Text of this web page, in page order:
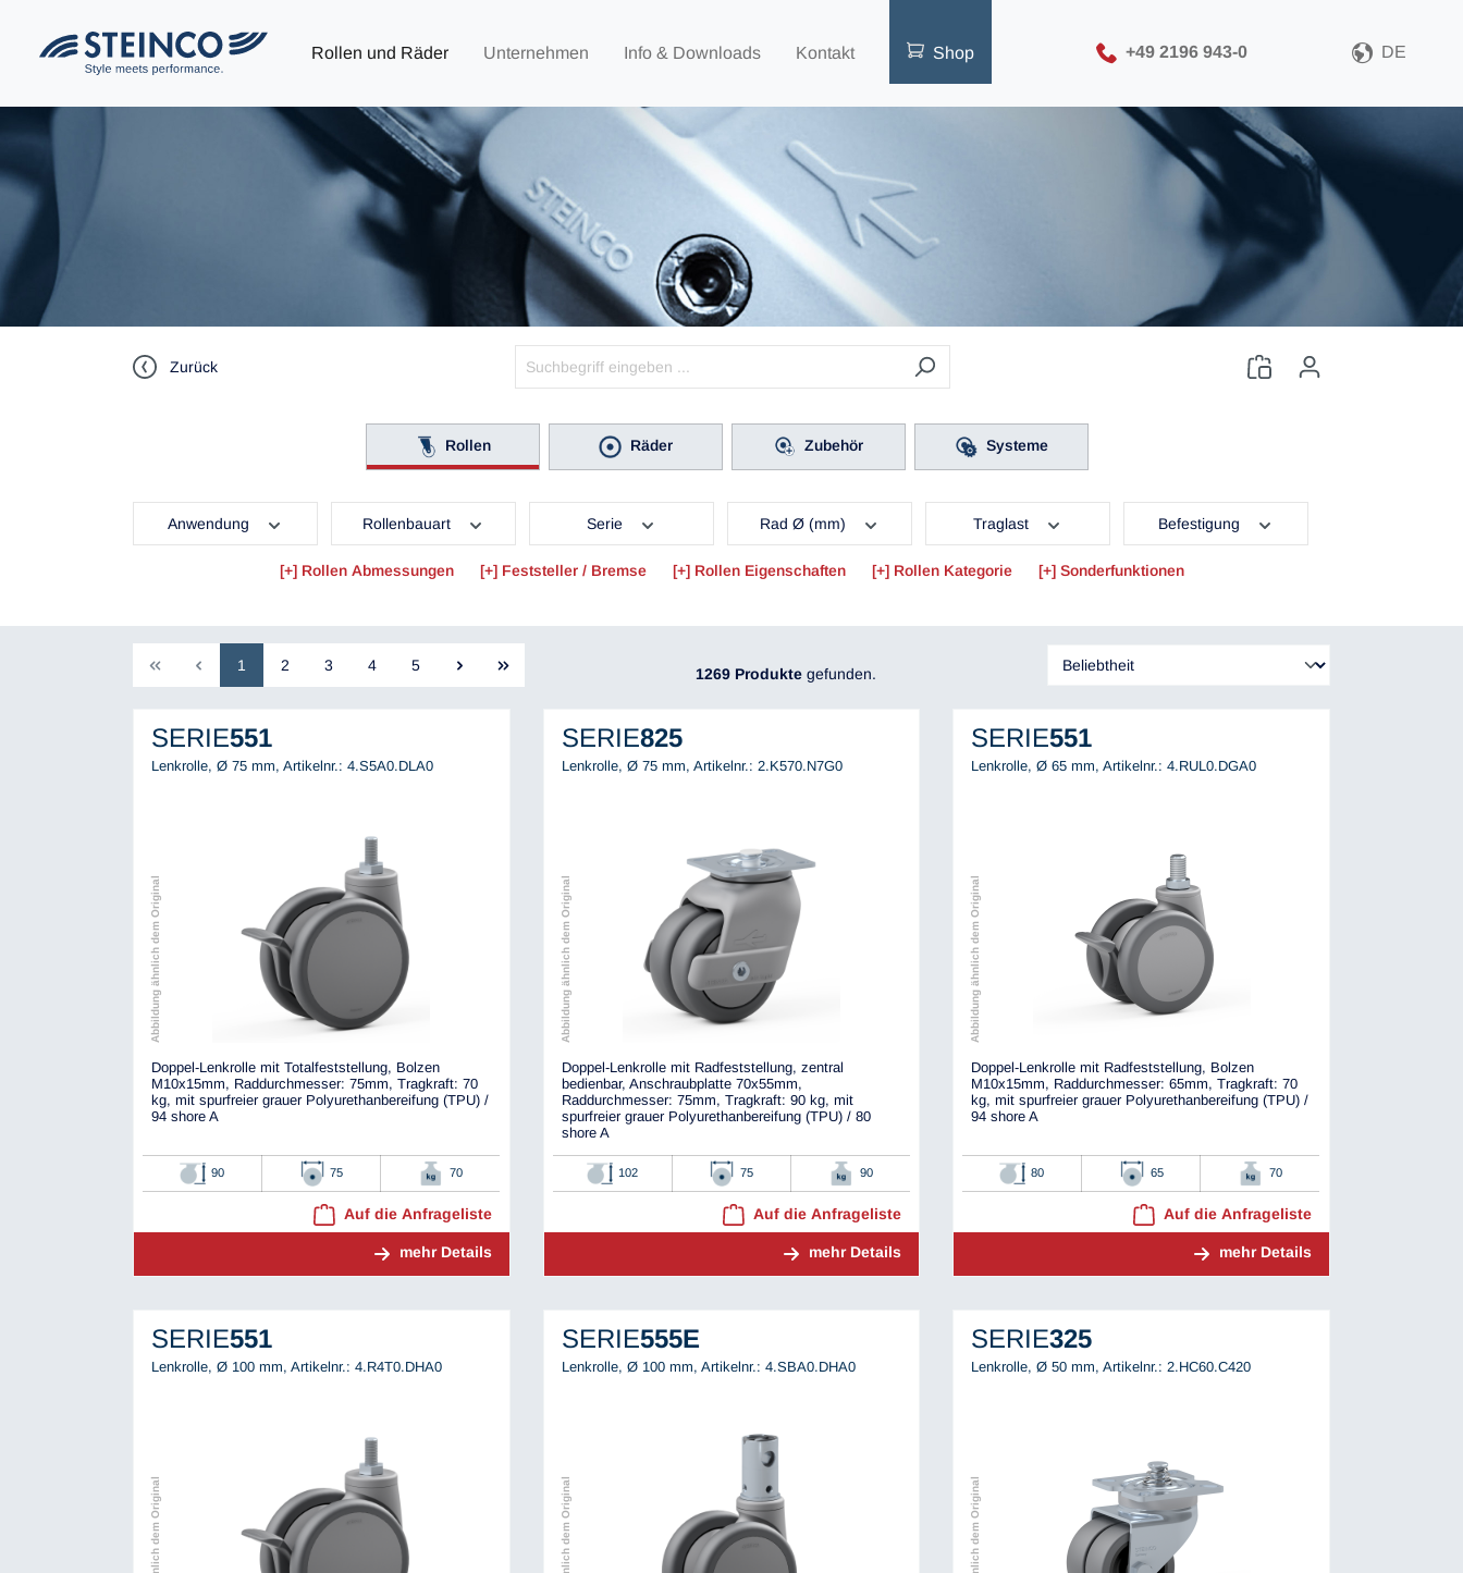
Rollen und Räder Unternehmen Info & Downloads Kontakt Shop +49 2196 943-0 DE
Zurück
Rollen Räder Zubehör Systeme
Anwendung Rollenbauart Serie Rad Ø (mm) Traglast Befestigung
Rollen Abmessungen Feststeller / Bremse Rollen Eigenschaften Rollen Kategorie Sonderfunktionen
1 2 3 4 5 1269 Produkte gefunden.
SERIE551
Lenkrolle, Ø 75 mm, Artikelnr.: 4.S5A0.DLA0
Abbildung ähnlich dem Original
Doppel-Lenkrolle mit Totalfeststellung, Bolzen
M10x15mm, Raddurchmesser: 75mm, Tragkraft: 70
kg, mit spurfreier grauer Polyurethanbereifung (TPU) /
94 shore A
90 75 70
Auf die Anfrageliste
mehr Details
SERIE825
Lenkrolle, Ø 75 mm, Artikelnr.: 2.K570.N7G0
Abbildung ähnlich dem Original
Doppel-Lenkrolle mit Radfeststellung, zentral
bedienbar, Anschraubplatte 70x55mm,
Raddurchmesser: 75mm, Tragkraft: 90 kg, mit
spurfreier grauer Polyurethanbereifung (TPU) / 80
shore A
102 75 90
Auf die Anfrageliste
mehr Details
SERIE551
Lenkrolle, Ø 65 mm,Artikelnr.: 4.RUL0.DGA0
Abbildung ähnlich dem Original
Doppel-Lenkrolle mit Radfeststellung, Bolzen
M10x15mm, Raddurchmesser: 65mm, Tragkraft: 70
kg, mit spurfreier grauer Polyurethanbereifung (TPU) /
94 shore A
80 65 70
Auf die Anfrageliste
mehr Details
SERIE551
Lenkrolle, Ø 100 mm, Artikelnr.: 4.R4T0.DHA0
SERIE555E
Lenkrolle, Ø 100 mm, Artikelnr.: 4.SBA0.DHA0
SERIE325
Lenkrolle, Ø 50 mm,Artikelnr.: 2.HC60.C420